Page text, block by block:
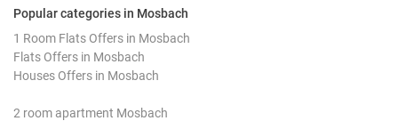
Popular categories in Mosbach
1 Room Flats Offers in Mosbach
Flats Offers in Mosbach
Houses Offers in Mosbach
2 room apartment Mosbach